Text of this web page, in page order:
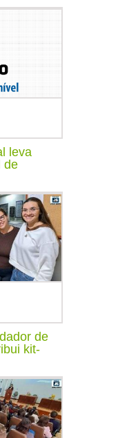
leva
de
de
kit-